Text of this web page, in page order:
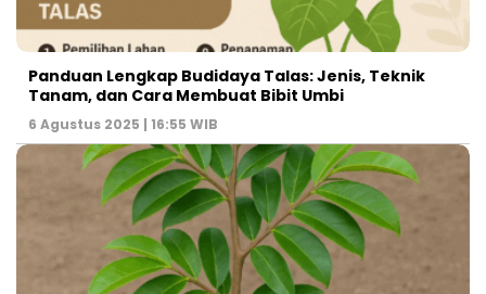
Panduan Lengkap Budidaya Talas: Jenis, Teknik
Tanam, dan Cara Membuat Bibit Umbi
6 Agustus 2025 | 16:55 WIB